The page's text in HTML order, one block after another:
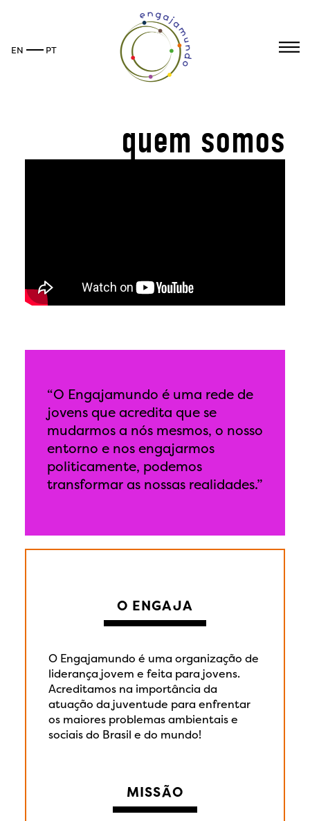
conteúdo
EN PT
quem somos
“O Engajamundo é uma rede de
jovens que acredita que se
mudarmos a nós mesmos, o nosso
entorno e nos engajarmos
politicamente, podemos
transformar as nossas realidades.”
O ENGAJA
O Engajamundo é uma organização de
liderança jovem e feita para jovens.
Acreditamos na importância da
atuação da juventude para enfrentar
os maiores problemas ambientais e
sociais do Brasil e do mundo!
MISSÃO